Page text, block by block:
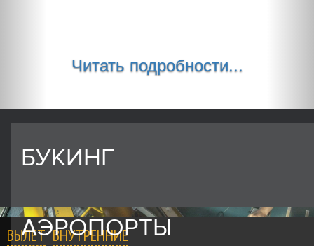
Читать подробности...
БУКИНГ
АЭРОПОРТЫ
ВЫЛЕТ ВНУТРЕННИЕ